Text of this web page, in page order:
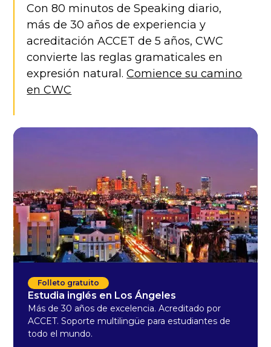
Con 80 minutos de Speaking diario,
más de 30 años de experiencia y
acreditación ACCET de 5 años, CWC
convierte las reglas gramaticales en
expresión natural.Comience su camino
en CWC
Folleto gratuito
Estudia inglés en Los Ángeles
Más de 30 años de excelencia. Acreditado por
ACCET. Soporte multilingüe para estudiantes de
todo el mundo.